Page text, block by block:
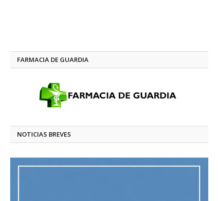
FARMACIA DE GUARDIA
NOTICIAS BREVES